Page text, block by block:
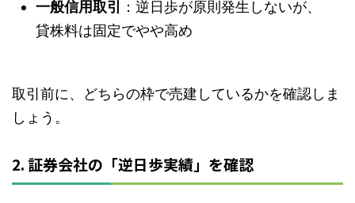
一般信用取引
：逆日歩が原則発生しないが、
貸株料は固定でやや高め
取引前に、どちらの枠で売建しているかを確認しま
しょう。
2. 証券会社の「逆日歩実績」を確認